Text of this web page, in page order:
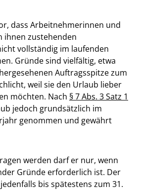
dass Arbeitnehmerinnen und
zustehenden
vollständig im laufenden
Gründe sind vielfältig, etwa
Auftragsspitze zum
weil sie den Urlaub lieber
möchten. Nach § 7 Abs. 3 Satz 1
jedoch grundsätzlich im
genommen und gewährt
werden darf er nur, wenn
Gründe erforderlich ist. Der
bis spätestens zum 31.